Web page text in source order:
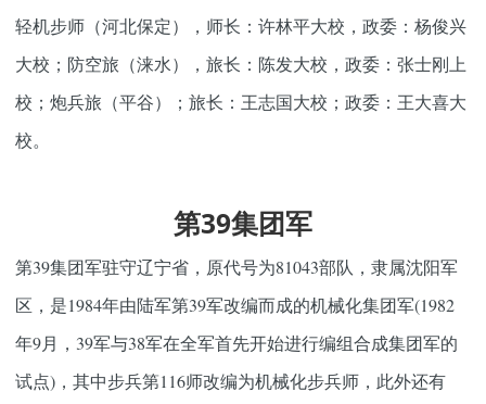
轻机步师（河北保定），师长：许林平大校，政委：杨俊兴
大校；防空旅（涞水），旅长：陈发大校，政委：张士刚上
校；炮兵旅（平谷）；旅长：王志国大校；政委：王大喜大
校。
第39集团军
第39集团军驻守辽宁省，原代号为81043部队，隶属沈阳军
区，是1984年由陆军第39军改编而成的机械化集团军(1982
年9月，39军与38军在全军首先开始进行编组合成集团军的
试点)，其中步兵第116师改编为机械化步兵师，此外还有